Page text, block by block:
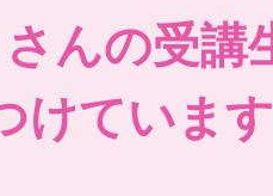
んの受講
けています